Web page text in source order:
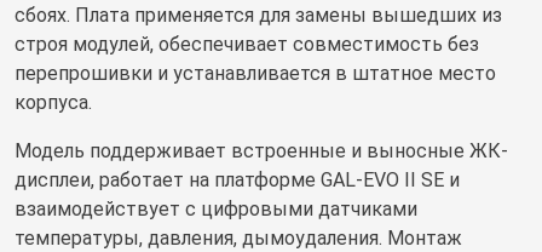
сбоях. Плата применяется для замены вышедших из
строя модулей, обеспечивает совместимость без
перепрошивки и устанавливается в штатное место
корпуса.
Модель поддерживает встроенные и выносные ЖК-
дисплеи, работает на платформе GAL‑EVO II SE и
взаимодействует с цифровыми датчиками
температуры, давления, дымоудаления. Монтаж